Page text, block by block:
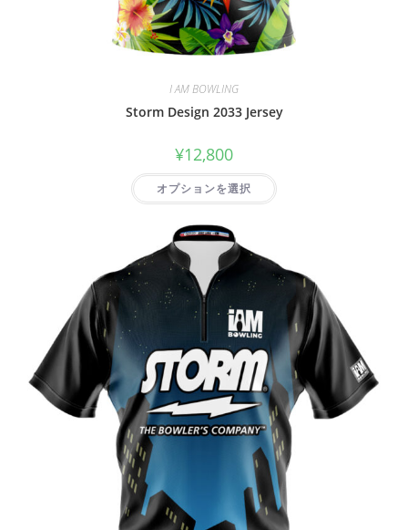
I AM BOWLING
Storm Design 2033 Jersey
¥12,800
オプションを選択